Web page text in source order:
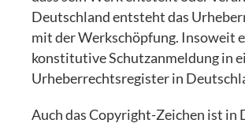
Deutschland entsteht das
mit der Werkschöpfung. Insoweit
konstitutive Schutzanmeldung in
Urheberrechtsregister in
Auch das Copyright-Zeichen ist in